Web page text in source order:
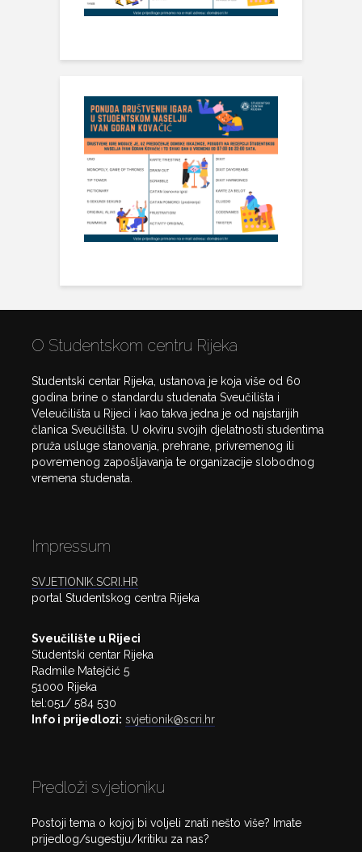
O Studentskom centru Rijeka
Studentski centar Rijeka, ustanova je koja više od 60
godina brine o standardu studenata Sveučilišta i
Veleučilišta u Rijeci i kao takva jedna je od najstarijih
članica Sveučilišta. U okviru svojih djelatnosti studentima
pruža usluge stanovanja, prehrane, privremenog ili
povremenog zapošljavanja te organizacije slobodnog
vremena studenata.
Impressum
SVJETIONIK.SCRI.HR
portal Studentskog centra Rijeka
Sveučilište u Rijeci
Studentski centar Rijeka
Radmile Matejčić 5
51000 Rijeka
tel:051/ 584 530
Info i prijedlozi: svjetionik@scri.hr
Predloži svjetioniku
Postoji tema o kojoj bi voljeli znati nešto više? Imate
prijedlog/sugestiju/kritiku za nas?